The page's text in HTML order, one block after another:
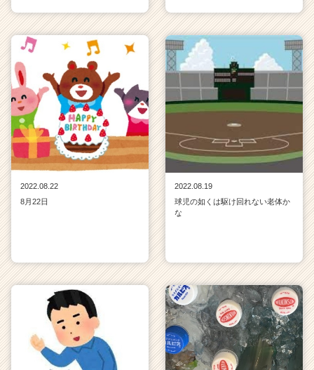
2022.08.22
8月22日
2022.08.19
球児の如くは駆け回れない老体か
な